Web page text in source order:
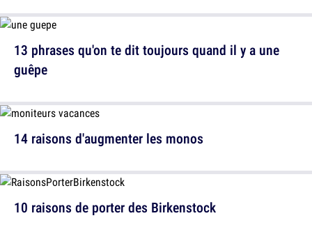
14 raisons d'augmenter les monos
13 phrases qu'on te dit toujours quand il y a une
guêpe
10 raisons de porter des Birkenstock